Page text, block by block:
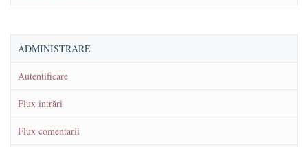
ADMINISTRARE
Autentificare
Flux intrări
Flux comentarii